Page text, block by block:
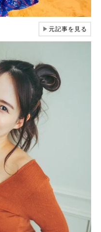
▶元記事を見る